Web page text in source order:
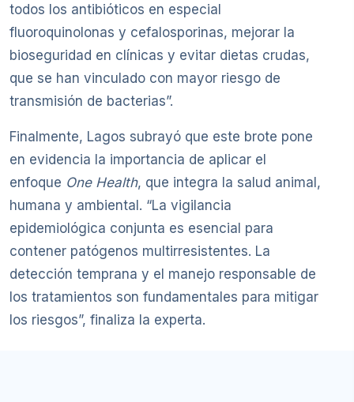
todos los antibióticos en especial
fluoroquinolonas y cefalosporinas, mejorar la
bioseguridad en clínicas y evitar dietas crudas,
que se han vinculado con mayor riesgo de
transmisión de bacterias”.
Finalmente, Lagos subrayó que este brote pone
en evidencia la importancia de aplicar el
enfoque One Health, que integra la salud animal,
humana y ambiental. “La vigilancia
epidemiológica conjunta es esencial para
contener patógenos multirresistentes. La
detección temprana y el manejo responsable de
los tratamientos son fundamentales para mitigar
los riesgos”, finaliza la experta.